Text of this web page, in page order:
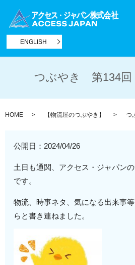
ENGLISH
つぶやき 第134
HOME 【物流屋のつぶやき】 つ
公開日： 2024/04/26
土日も通関、アクセス・ジャパン
です。
物流、時事ネタ、気になる出来事
らと書き連ねました。